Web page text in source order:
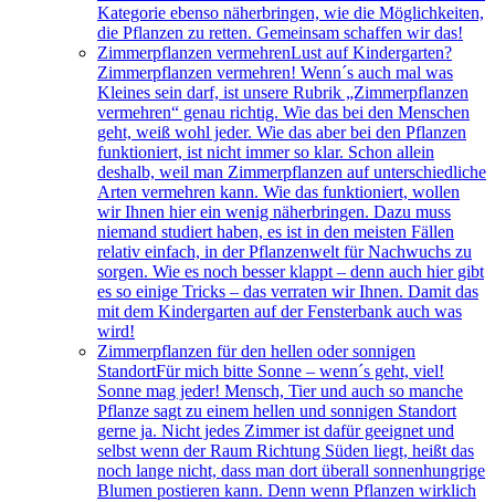
Kategorie ebenso näherbringen, wie die Möglichkeiten,
die Pflanzen zu retten. Gemeinsam schaffen wir das!
Zimmerpflanzen vermehrenLust auf Kindergarten?
Zimmerpflanzen vermehren! Wenn´s auch mal was
Kleines sein darf, ist unsere Rubrik „Zimmerpflanzen
vermehren“ genau richtig. Wie das bei den Menschen
geht, weiß wohl jeder. Wie das aber bei den Pflanzen
funktioniert, ist nicht immer so klar. Schon allein
deshalb, weil man Zimmerpflanzen auf unterschiedliche
Arten vermehren kann. Wie das funktioniert, wollen
wir Ihnen hier ein wenig näherbringen. Dazu muss
niemand studiert haben, es ist in den meisten Fällen
relativ einfach, in der Pflanzenwelt für Nachwuchs zu
sorgen. Wie es noch besser klappt – denn auch hier gibt
es so einige Tricks – das verraten wir Ihnen. Damit das
mit dem Kindergarten auf der Fensterbank auch was
wird!
Zimmerpflanzen für den hellen oder sonnigen
StandortFür mich bitte Sonne – wenn´s geht, viel!
Sonne mag jeder! Mensch, Tier und auch so manche
Pflanze sagt zu einem hellen und sonnigen Standort
gerne ja. Nicht jedes Zimmer ist dafür geeignet und
selbst wenn der Raum Richtung Süden liegt, heißt das
noch lange nicht, dass man dort überall sonnenhungrige
Blumen postieren kann. Denn wenn Pflanzen wirklich